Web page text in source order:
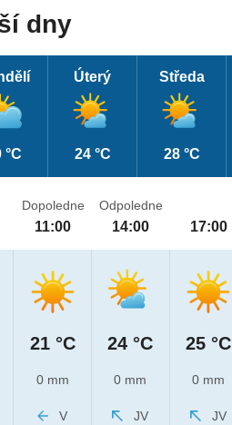
dny
°C
Úterý
24 °C
Středa
28 °C
Dopoledne
11:00
21 °C
0 mm
V
Odpoledne
14:00
24 °C
0 mm
JV
17:00
25 °C
0 mm
JV